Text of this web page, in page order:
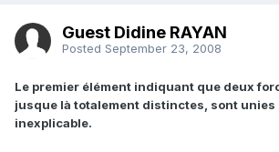
Guest Didine RAYAN
Posted September 23, 2008
Le premier élément indiquant que deux
jusque là totalement distinctes, sont unies
inexplicable.